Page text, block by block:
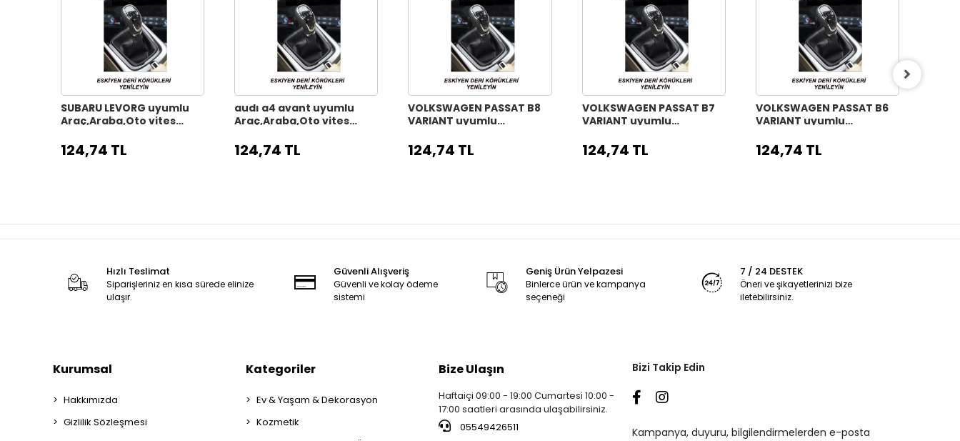
SUBARU LEVORG uyumlu
Araç,Araba,Oto vites
124,74 TL
audı a4 avant uyumlu
Araç,Araba,Oto vites
124,74 TL
VOLKSWAGEN PASSAT B8
VARIANT uyumlu
körüğü siyah dikiş
124,74 TL
VOLKSWAGEN PASSAT B7
VARIANT uyumlu
körüğü siyah dikiş
124,74 TL
VOLKSWAGEN PASSAT B6
VARIANT uyumlu
körüğü siyah dikiş
124,74 TL
Hızlı Teslimat
Siparişleriniz en kısa sürede elinize
ulaşır.
Güvenli Alışveriş
Güvenli ve kolay ödeme
sistemi
Geniş Ürün Yelpazesi
Binlerce ürün ve kampanya
seçeneği
7 / 24 DESTEK
Öneri ve şikayetlerinizi bize
iletebilirsiniz.
Kurumsal
Hakkımızda
Gizlilik Sözleşmesi
Kategoriler
Ev & Yaşam & Dekorasyon
Kozmetik
Bize Ulaşın
Haftaiçi 09:00 - 19:00 Cumartesi 10:00 -
17:00 saatleri arasında ulaşabilirsiniz.
05549426511
Bizi Takip Edin
Kampanya, duyuru, bilgilendirmelerden e-posta